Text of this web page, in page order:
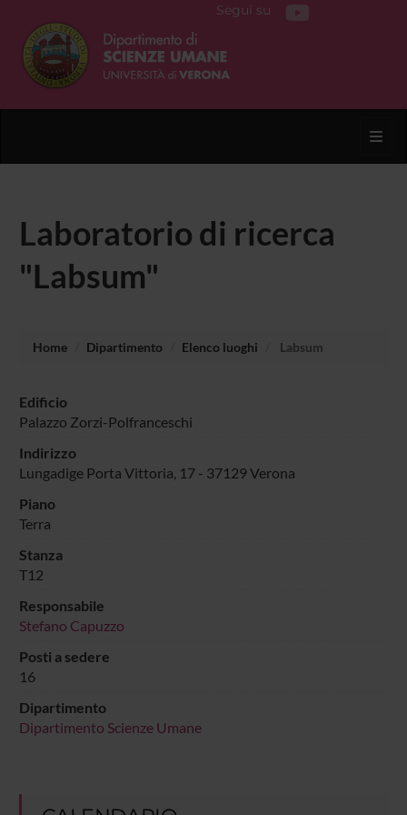
Segui su
Laboratorio di ricerca
"Labsum"
Home Dipartimento Elenco luoghi Labsum
Edificio
Palazzo Zorzi-Polfranceschi
Indirizzo
Lungadige Porta Vittoria, 17 - 37129 Verona
Piano
Terra
Stanza
T12
Responsabile
Stefano Capuzzo
Posti a sedere
16
Dipartimento
Dipartimento Scienze Umane